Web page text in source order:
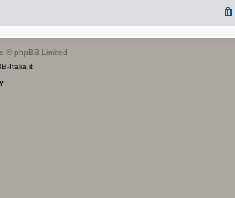
© phpBB Limited
Italia.it